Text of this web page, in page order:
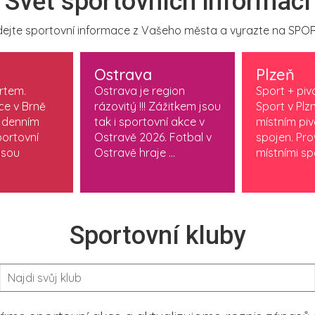
sportovní informace z Vašeho města a vyrazte na
v Brně
Ostrava
Ostrava je region
rázovitý !!! Zážitkem jsou
tak i sportovní akce v
Ostravě 2026. Fotbal v
Ostravě hraje ...
Plzeň
Sport +
Sport v
místním
spojen.
místními
Sportovní kluby